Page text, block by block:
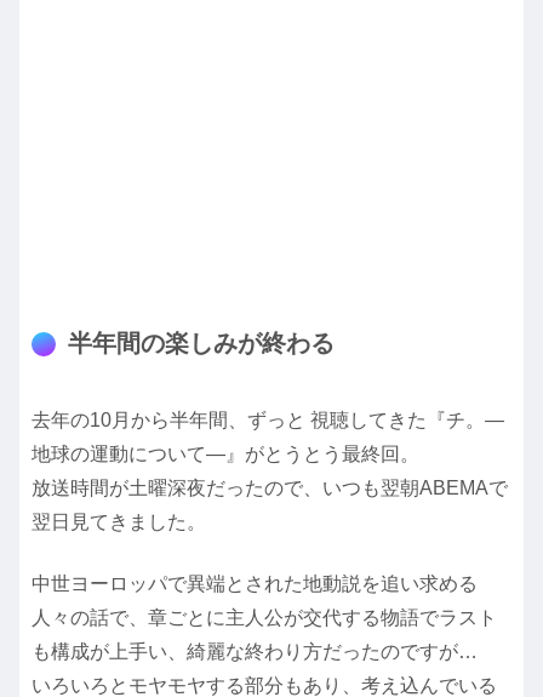
半年間の楽しみが終わる
去年の10月から半年間、ずっと 視聴してきた『チ。―
地球の運動について―』がとうとう最終回。
放送時間が土曜深夜だったので、いつも翌朝ABEMAで
翌日見てきました。
中世ヨーロッパで異端とされた地動説を追い求める
人々の話で、章ごとに主人公が交代する物語でラスト
も構成が上手い、綺麗な終わり方だったのですが…
いろいろとモヤモヤする部分もあり、考え込んでいる